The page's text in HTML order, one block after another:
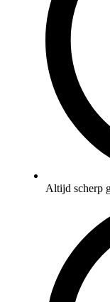
Altijd scherp